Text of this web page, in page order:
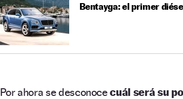
Bentayga: el primer
Por ahora se desconocecuál será su